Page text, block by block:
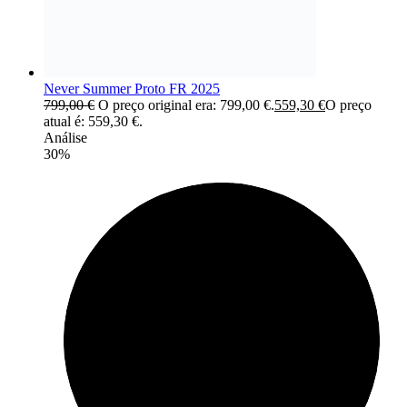
Never Summer Proto FR 2025
799,00€ O preço original era: 799,00 €.559,30 €O preço
atual é: 559,30 €.
Análise
30%